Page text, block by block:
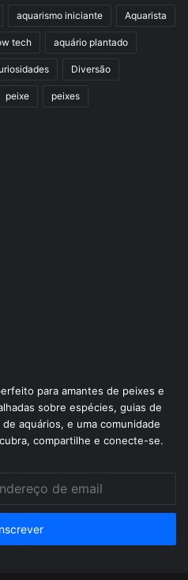
aquarismo iniciante Aquarista
tech aquário plantado
Diversão
peixe peixes
para amantes de peixes e
sobre espécies, guias de
aquários, e uma comunidade
compartilhe e conecte-se.